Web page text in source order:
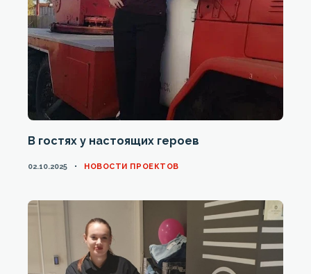
В гостях у настоящих героев
02.10.2025 CATEGORIES
НОВОСТИ ПРОЕКТОВ